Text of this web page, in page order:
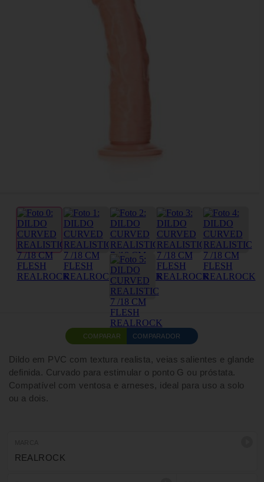
COMPARAR COMPARADOR
Dildo em PVC com textura realista, veias salientes e glande
definida. Curvado para estimular o ponto G ou próstata.
Compatível com ventosa e arneses, ideal para uso a solo
ou a dois.
REALROCK